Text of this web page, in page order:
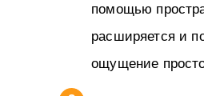
помощью
расширяется и
ощущение